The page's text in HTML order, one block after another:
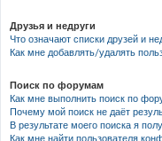
Друзья и недруги
Что означают списки друзей и
Как мне добавлять/удалять
Поиск по форумам
Как мне выполнить поиск по
Почему мой поиск не даёт
В результате моего поиска я
Как мне найти пользователя